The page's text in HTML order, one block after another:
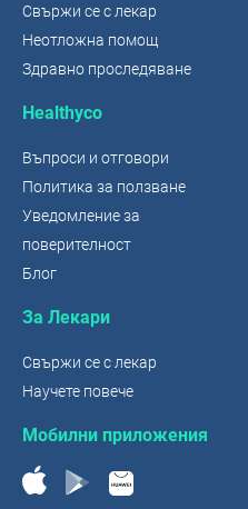
Свържи се с лекар
Неотложна помощ
Здравно проследяване
Healthyco
Въпроси и отговори
Политика за ползване
Уведомление за
поверителност
Блог
За Лекари
Свържи се с лекар
Научете повече
Мобилни приложения